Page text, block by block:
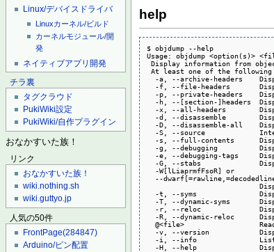
Linux/デバイスドライバ
Linuxカーネル/ビルド
カーネルモジュール/開
発
ネイティブアプリ開発
チラ裏
タグクラウド
PukiWiki設定
PukiWiki/自作プラグイン
おなかすいた族！
リンク
おなかすいた族！
wiki.nothing.sh
wiki.guttyo.jp
人気の50件
FrontPage(284847)
Arduino/ピン配置
help
$ objdump --help
Usage: objdump <option(s)>
Display information from
At least one of the following
-a, --archive-headers
-f, --file-headers
-p, --private-headers
-h, --[section-]headers
-x, --all-headers
-d, --disassemble
-D, --disassemble-all
-S, --source
-s, --full-contents
-g, --debugging
-e, --debugging-tags
-G, --stabs
  -W[lLiaprmfFsoR] or
--
-t, --syms
-T, --dynamic-syms
-r, --reloc
-R, --dynamic-reloc
@<file>
-v, --version
-i, --info
-H, --help